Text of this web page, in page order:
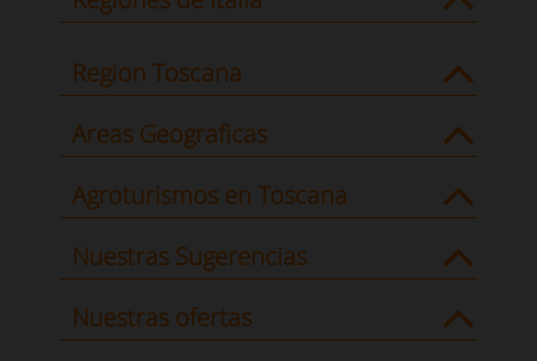
Region Toscana
Areas Geograficas
Agroturismos en Toscana
Nuestras Sugerencias
Nuestras ofertas